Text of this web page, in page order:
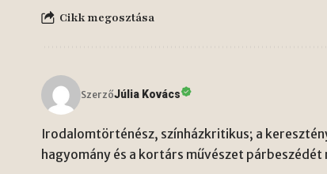
Cikk megosztása
SzerzőJúlia Kovács
Irodalomtörténész, színházkritikus; a
hagyomány és a kortárs művészet párbeszédét